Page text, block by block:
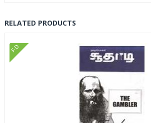
RELATED PRODUCTS
FD